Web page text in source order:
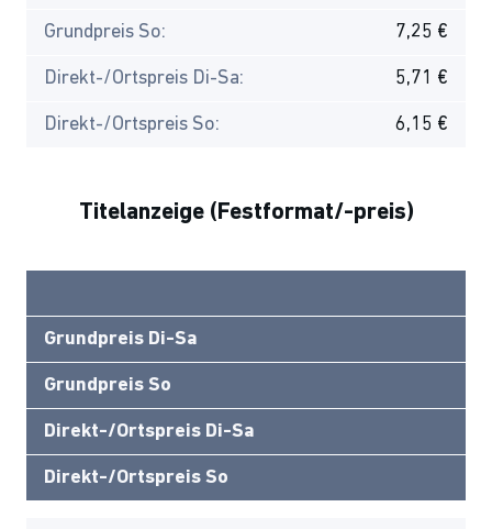
Grundpreis So: 7,25 €
Direkt-/Ortspreis Di-Sa: 5,71 €
Direkt-/Ortspreis So: 6,15 €
Titelanzeige (Festformat/-preis)
Grundpreis Di-Sa
Grundpreis So
Direkt-/Ortspreis Di-Sa
Direkt-/Ortspreis So